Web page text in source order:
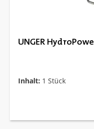
UNGER
Inhalt: 1 Stück